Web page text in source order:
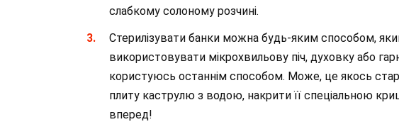
слабкому солоному розчині.
Стерилізувати банки можна будь-яким способом,
використовувати мікрохвильову піч, духовку або
користуюсь останнім способом. Може, це якось
плиту каструлю з водою, накрити її спеціальною
вперед!